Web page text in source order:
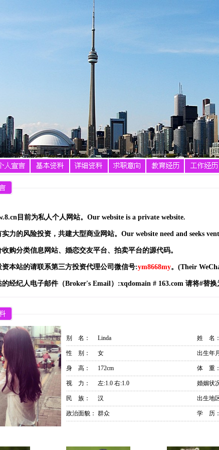
8.cn 目前为私人个人网站。Our website is a private website.
力的风险投资，共建大型商业网站。Our website need and seeks
购分类信息网站、婚恋交友平台、拍卖平台的源代码。
本站的请联系第三方投资代理公司微信号:ym8668my。(Their
经纪人电子邮件（Broker's Email）:xqdomain # 163.com 请将#替换
别 名： Linda 姓 名：
性 别： 女 出生年
身 高： 172cm 体 重：
视 力： 左:1.0 右:1.0 婚姻状
民 族： 汉 出生地
政治面貌： 群众 学 历：